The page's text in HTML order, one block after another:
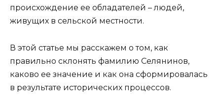
происхождение ее обладателей – людей,
живущих в сельской местности.
В этой статье мы расскажем о том, как
правильно склонять фамилию Селянинов,
каково ее значение и как она сформировалась
в результате исторических процессов.